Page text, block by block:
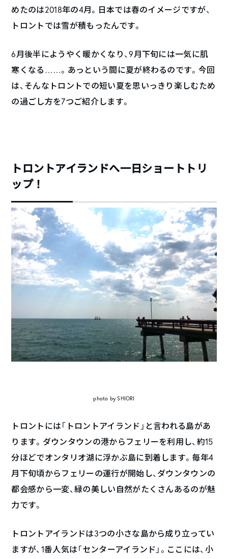
めたのは2018年の4月。日本では春のイメージですが、
トロントでは雪が積もったんです。
6月後半にようやく暖かくなり、9月下旬には一気に肌
寒くなる……。あっという間に夏が終わるのです。今回
は、そんなトロントでの短い夏を思いっきり楽しむため
の過ごし方を7つご紹介します。
トロントアイランドへ一日ショートトリ
ップ！
photo by SHIORI
トロントには「トロントアイランド」と言われる島があ
ります。ダウンタウンの港からフェリーを利用し、約15
分ほどでオンタリオ湖に浮かぶ島に到着します。毎年4
月下旬頃からフェリーの運行が開始し、ダウンタウンの
都会感から一変、緑の美しい自然がたくさんあるのが魅
力です。
トロントアイランドは3つの小さな島から成り立ってい
ますが、1番人気は「センターアイランド」。ここには、小